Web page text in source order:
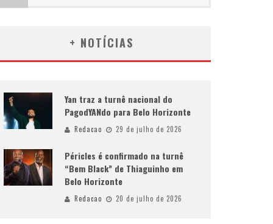
+ NOTÍCIAS
Yan traz a turnê nacional do
PagodYANdo para Belo Horizonte
Redacao 29 de julho de 2026
Péricles é confirmado na turnê
“Bem Black” de Thiaguinho em
Belo Horizonte
Redacao 20 de julho de 2026